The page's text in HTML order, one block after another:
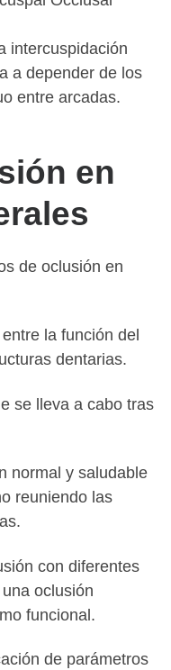
intercuspidación
a depender de los
entre arcadas.
en
de oclusión en
la función del
dentarias.
se lleva a cabo tras
normal y saludable
reuniendo las
con diferentes
oclusión
funcional.
de parámetros